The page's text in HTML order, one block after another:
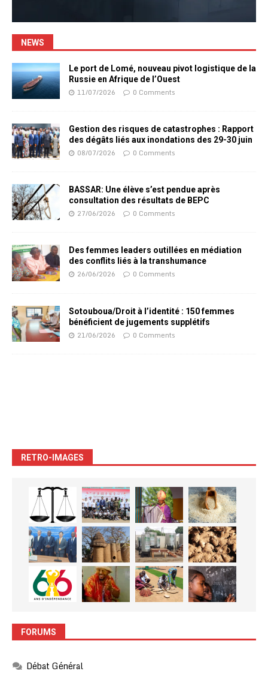
NEWS
Le port de Lomé, nouveau pivot logistique de la
Russie en Afrique de l’Ouest
11/07/2026 0 Comments
Gestion des risques de catastrophes : Rapport
des dégâts liés aux inondations des 29-30 juin
08/07/2026 0 Comments
BASSAR: Une élève s’est pendue après
consultation des résultats de BEPC
27/06/2026 0 Comments
Des femmes leaders outillées en médiation
des conflits liés à la transhumance
26/06/2026 0 Comments
Sotouboua/Droit à l’identité : 150 femmes
bénéficient de jugements supplétifs
21/06/2026 0 Comments
RETRO-IMAGES
FORUMS
Débat Général